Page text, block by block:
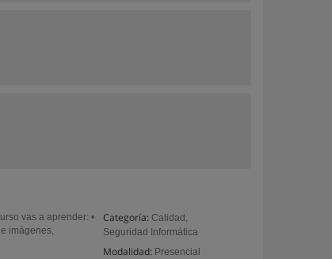
Categoría: Calidad,
Seguridad Informática
Modalidad: Presencial
vas a aprender: •
imágenes,